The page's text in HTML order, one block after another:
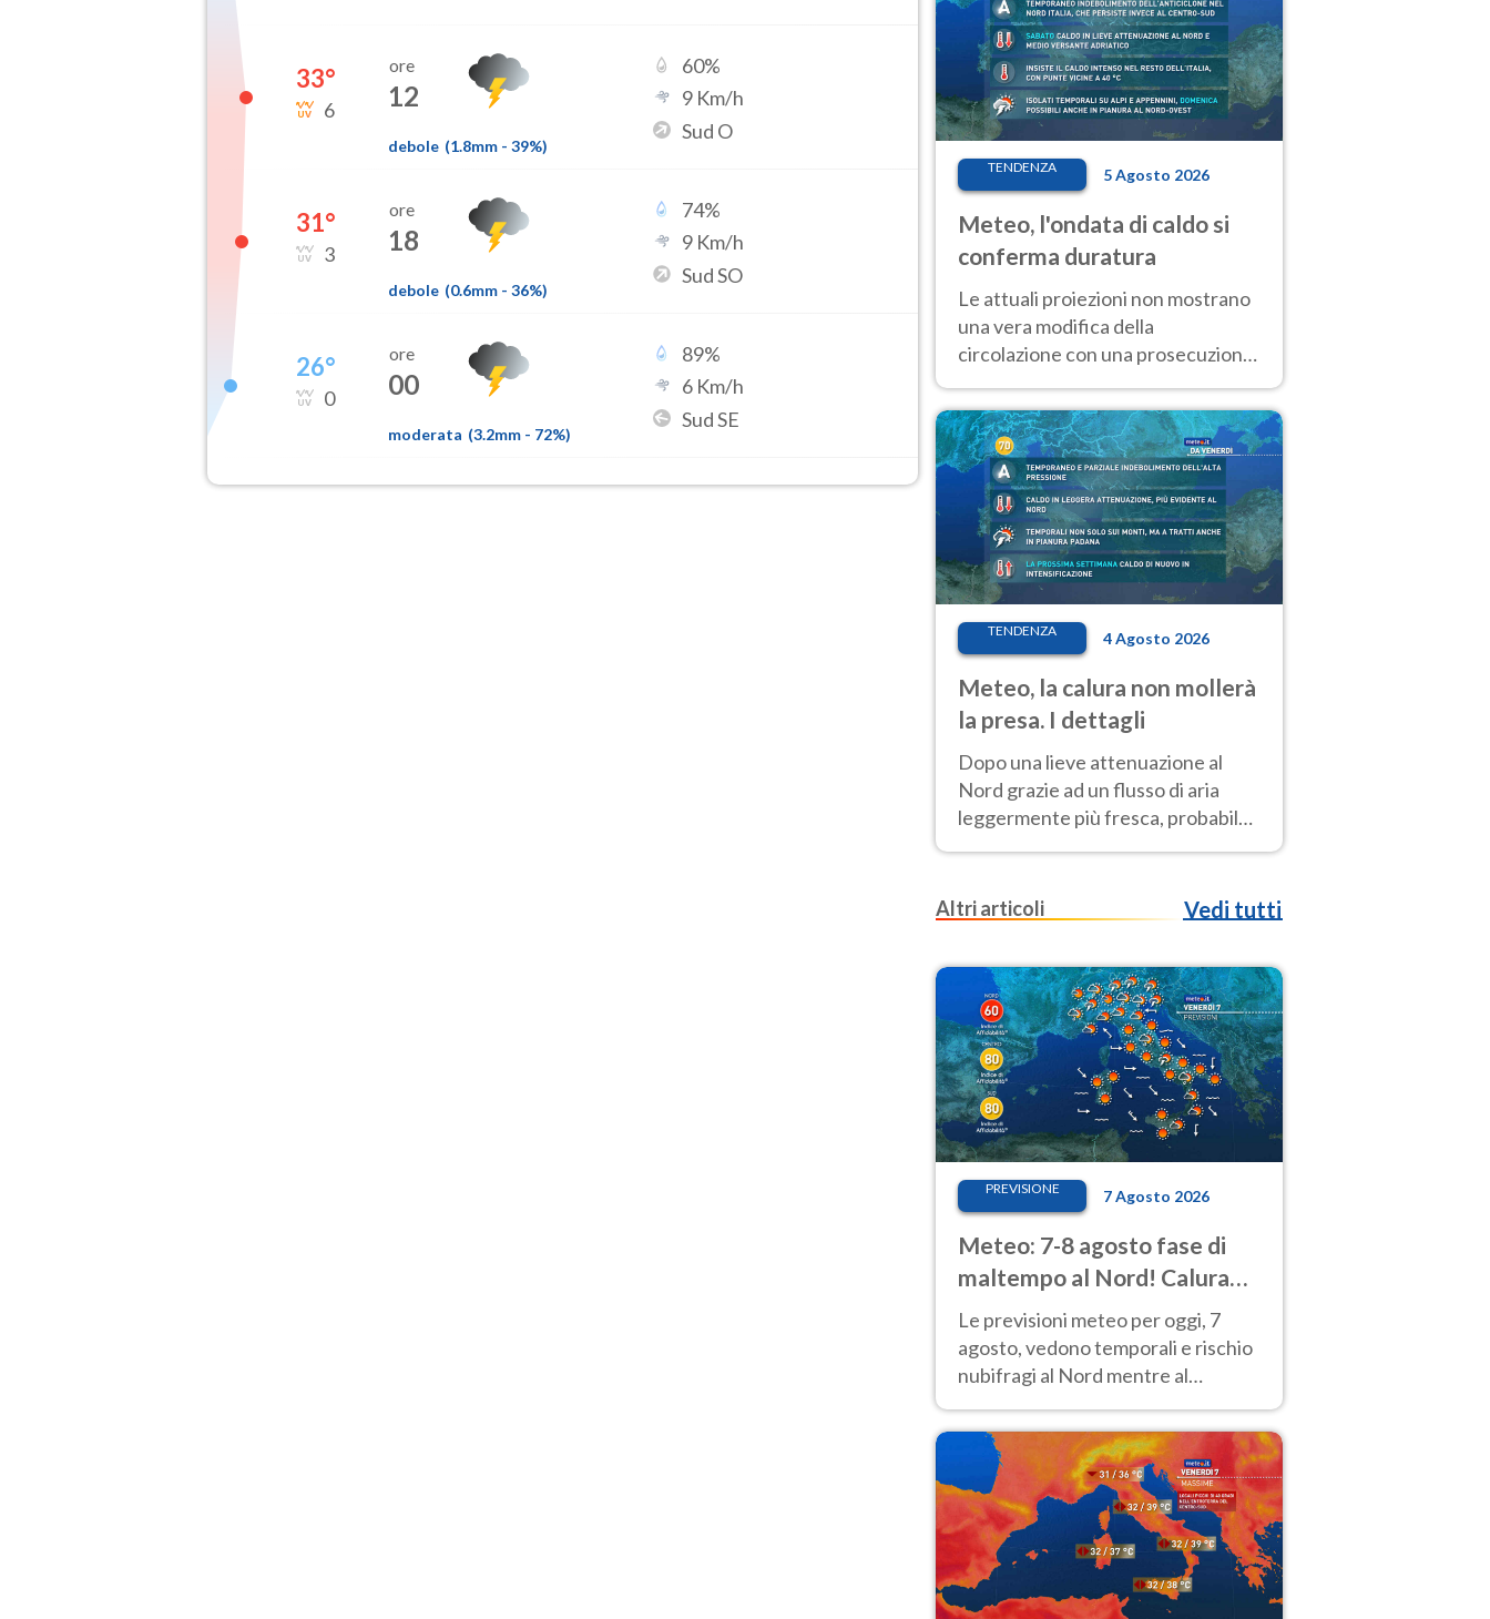
33°
6
ore
12
debole (1.8mm - 39%)
60%
9 Km/h
Sud O
31°
3
ore
18
debole (0.6mm - 36%)
74%
9 Km/h
Sud SO
26°
0
ore
00
moderata (3.2mm - 72%)
89%
6 Km/h
Sud SE
TENDENZA 5 Agosto 2026
Meteo, l'ondata di caldo si
conferma duratura
Le attuali proiezioni non mostrano
una vera modifica della
circolazione con una prosecuzione
giorni, compresa la settimana di
Ferragosto
TENDENZA 4 Agosto 2026
Meteo, la calura non mollerà
la presa. I dettagli
Dopo una lieve attenuazione al
Nord grazie ad un flusso di aria
leggermente più fresca, probabile
nuovo rinforzo dell’anticiclone
Altri articoli
Vedi tutti
PREVISIONE 7 Agosto 2026
Meteo: 7-8 agosto fase di
maltempo al Nord! Calura
fino a Ferragosto
Le previsioni meteo per oggi, 7
agosto, vedono temporali e rischio
nubifragi al Nord mentre al
molto intenso.